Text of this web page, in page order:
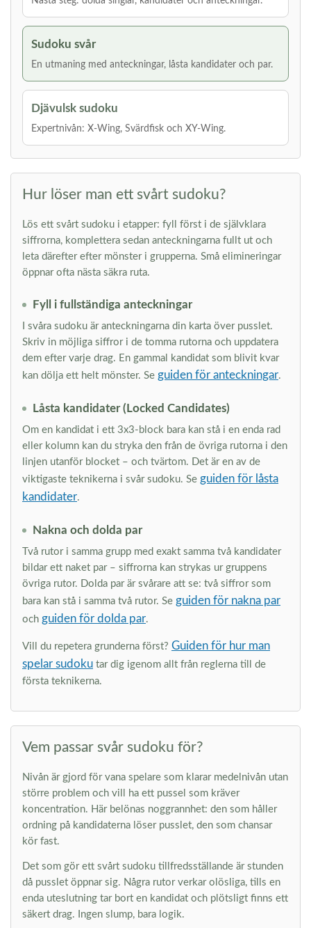
Sudoku svår
En utmaning med anteckningar, låsta kandidater och par.
Djävulsk sudoku
Expertnivån: X-Wing, Svärdfisk och XY-Wing.
Hur löser man ett svårt sudoku?
Lös ett svårt sudoku i etapper: fyll först i de självklara
siffrorna, komplettera sedan anteckningarna fullt ut och
leta därefter efter mönster i grupperna. Små elimineringar
öppnar ofta nästa säkra ruta.
Fyll i fullständiga anteckningar
I svåra sudoku är anteckningarna din karta över pusslet.
Skriv in möjliga siffror i de tomma rutorna och uppdatera
dem efter varje drag. En gammal kandidat som blivit kvar
kan dölja ett helt mönster. Se guiden för anteckningar.
Låsta kandidater (Locked Candidates)
Om en kandidat i ett 3x3-block bara kan stå i en enda rad
eller kolumn kan du stryka den från de övriga rutorna i den
linjen utanför blocket – och tvärtom. Det är en av de
viktigaste teknikerna i svår sudoku. Se guiden för låsta
kandidater.
Nakna och dolda par
Två rutor i samma grupp med exakt samma två kandidater
bildar ett naket par – siffrorna kan strykas ur gruppens
övriga rutor. Dolda par är svårare att se: två siffror som
bara kan stå i samma två rutor. Se guiden för nakna par
och guiden för dolda par.
Vill du repetera grunderna först? Guiden för hur man
spelar sudoku tar dig igenom allt från reglerna till de
första teknikerna.
Vem passar svår sudoku för?
Nivån är gjord för vana spelare som klarar medelnivån utan
större problem och vill ha ett pussel som kräver
koncentration. Här belönas noggrannhet: den som håller
ordning på kandidaterna löser pusslet, den som chansar
kör fast.
Det som gör ett svårt sudoku tillfredsställande är stunden
då pusslet öppnar sig. Några rutor verkar olösliga, tills en
enda uteslutning tar bort en kandidat och plötsligt finns ett
säkert drag. Ingen slump, bara logik.